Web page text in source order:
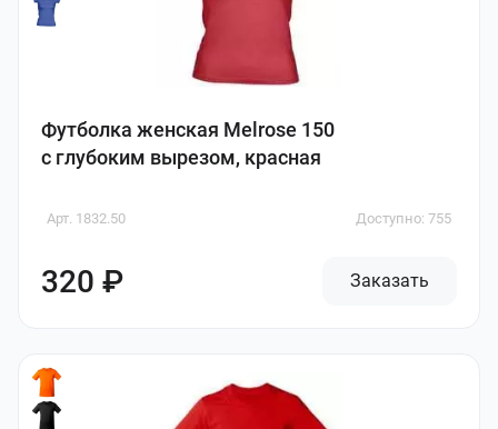
Футболка женская Melrose 150
с глубоким вырезом, красная
Арт. 1832.50 Доступно: 755
320 ₽ Заказать